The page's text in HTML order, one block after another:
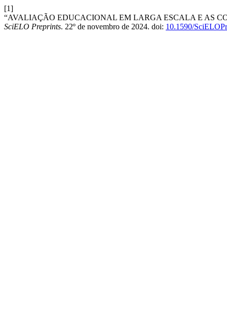
[1]
“AVALIAÇÃO EDUCACIONAL EM LARGA ESCALA E AS
SciELO Preprints. 22º de novembro de 2024. doi: 10.1590/